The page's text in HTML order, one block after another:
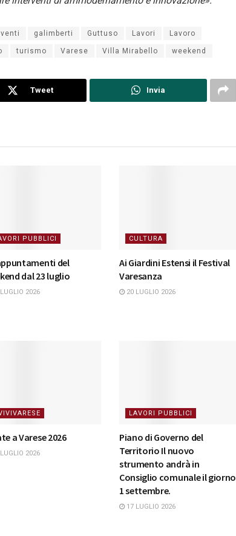
galimberti Guttuso Lavori Lavoro
turismo Varese Villa Mirabello weekend
Tweet Invia
PUBBLICI
del
dal 23 luglio
2026
CULTURA
Ai Giardini Estensi il Festival
Varesanza
20 LUGLIO 2026
a Varese 2026
2026
LAVORI PUBBLICI
Piano di Governo del
Territorio Il nuovo
strumento andrà in
Consiglio comunale il giorno
1 settembre.
17 LUGLIO 2026